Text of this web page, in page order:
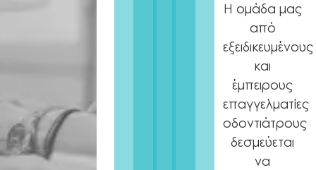
Η ομάδα μας
από
εξειδικευμένους
και
έμπειρους
επαγγελματίες
οδοντιάτρους
δεσμεύεται
να